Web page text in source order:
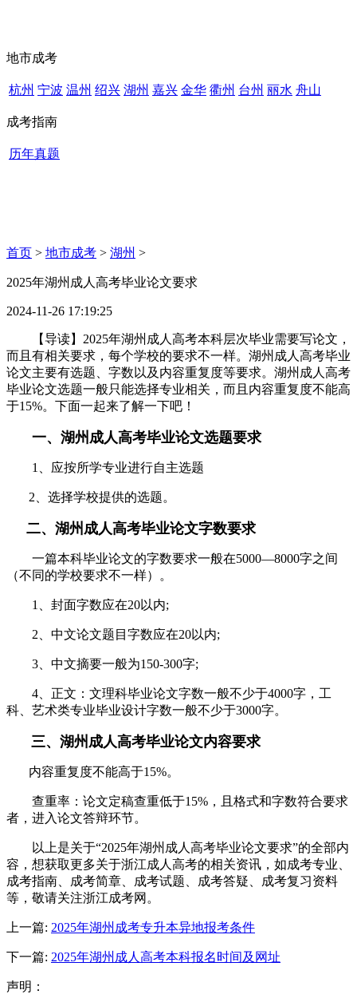
地市成考
杭州 宁波 温州 绍兴 湖州 嘉兴 金华 衢州 台州 丽水 舟山
成考指南
历年真题
首页 > 地市成考 > 湖州 >
2025年湖州成人高考毕业论文要求
2024-11-26 17:19:25
【导读】2025年湖州成人高考本科层次毕业需要写论文，
而且有相关要求，每个学校的要求不一样。湖州成人高考毕业
论文主要有选题、字数以及内容重复度等要求。湖州成人高考
毕业论文选题一般只能选择专业相关，而且内容重复度不能高
于15%。下面一起来了解一下吧！
一、湖州成人高考毕业论文选题要求
1、应按所学专业进行自主选题
2、选择学校提供的选题。
二、湖州成人高考毕业论文字数要求
一篇本科毕业论文的字数要求一般在5000—8000字之间
（不同的学校要求不一样）。
1、封面字数应在20以内;
2、中文论文题目字数应在20以内;
3、中文摘要一般为150-300字;
4、正文：文理科毕业论文字数一般不少于4000字，工
科、艺术类专业毕业设计字数一般不少于3000字。
三、湖州成人高考毕业论文内容要求
内容重复度不能高于15%。
查重率：论文定稿查重低于15%，且格式和字数符合要求
者，进入论文答辩环节。
以上是关于“2025年湖州成人高考毕业论文要求”的全部内
容，想获取更多关于浙江成人高考的相关资讯，如成考专业、
成考指南、成考简章、成考试题、成考答疑、成考复习资料
等，敬请关注浙江成考网。
上一篇: 2025年湖州成考专升本异地报考条件
下一篇: 2025年湖州成人高考本科报名时间及网址
声明：